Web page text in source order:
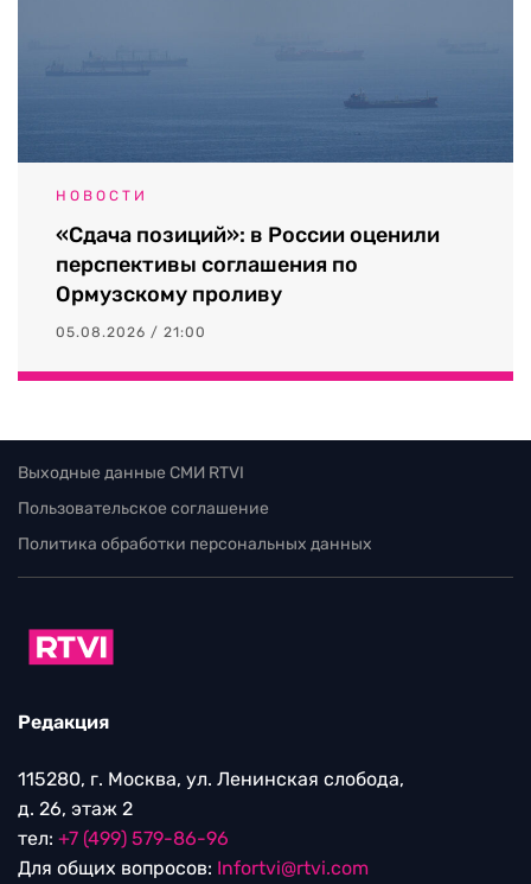
НОВОСТИ
«Сдача позиций»: в России оценили
перспективы соглашения по
Ормузскому проливу
05.08.2026 / 21:00
Выходные данные СМИ RTVI
Пользовательское соглашение
Политика обработки персональных данных
Редакция
115280, г. Москва, ул. Ленинская слобода,
д. 26, этаж 2
тел: +7 (499) 579-86-96
Для общих вопросов: Infortvi@rtvi.com